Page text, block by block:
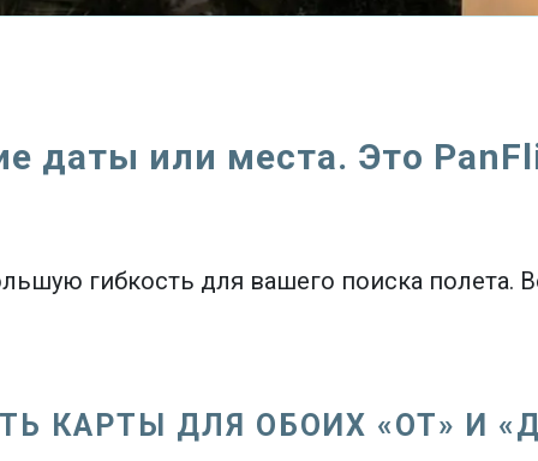
даты или места. Это
гибкость для вашего поиска полета.
КАРТЫ ДЛЯ ОБОИХ «ОТ» И